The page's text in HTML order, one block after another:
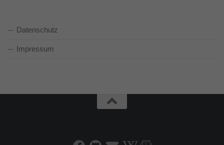
Datenschutz
Impressum